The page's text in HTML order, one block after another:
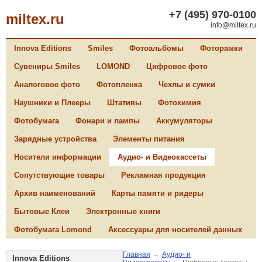
miltex.ru +7 (495) 970-0100
info@miltex.ru
Innova Editions Smiles Фотоальбомы Фоторамки
Сувениры Smiles LOMOND Цифровое фото
Аналоговое фото Фотопленка Чехлы и сумки
Наушники и Плееры Штативы Фотохимия
Фотобумага Фонари и лампы Аккумуляторы
Зарядные устройства Элементы питания
Носители информации Аудио- и Видеокассеты
Сопутствующие товары Рекламная продукция
Архив наименований Карты памяти и ридеры
Бытовые Клеи Электронные книги
Фотобумага Lomond Аксессуары для носителей данных
Innova Editions Главная → Аудио- и